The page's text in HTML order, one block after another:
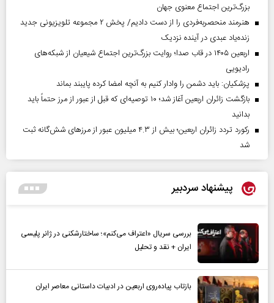
بزرگ‌ترین اجتماع معنوی جهان
هنرمند منحصر‌به‌فردی را از دست دادیم/ پخش ۲ مجموعه تلویزیونی جدید
زنده‌یاد عبدی در آینده نزدیک
اربعین ۱۴۰۵ در قاب صدا؛ روایت بزرگ‌ترین اجتماع شیعیان از شبکه‌های
رادیویی
پزشکیان: باید دشمن را وادار کنیم به آنچه امضا کرده پایبند بماند
بازگشت زائران اربعین آغاز شد؛ ۱۰ توصیه‌ای که قبل از عبور از مرز حتماً باید
بدانید
رکورد تردد زائران اربعین؛ بیش از ۴.۳ میلیون عبور از مرزهای شش‌گانه ثبت
شد
پیشنهاد سردبیر
بررسی سریال «اعتراف می‌کنم»؛ ساختارشکنی در ژانر پلیسی
ایران + نقد و تحلیل
بازتاب پیاده‌روی اربعین در ادبیات داستانی معاصر ایران